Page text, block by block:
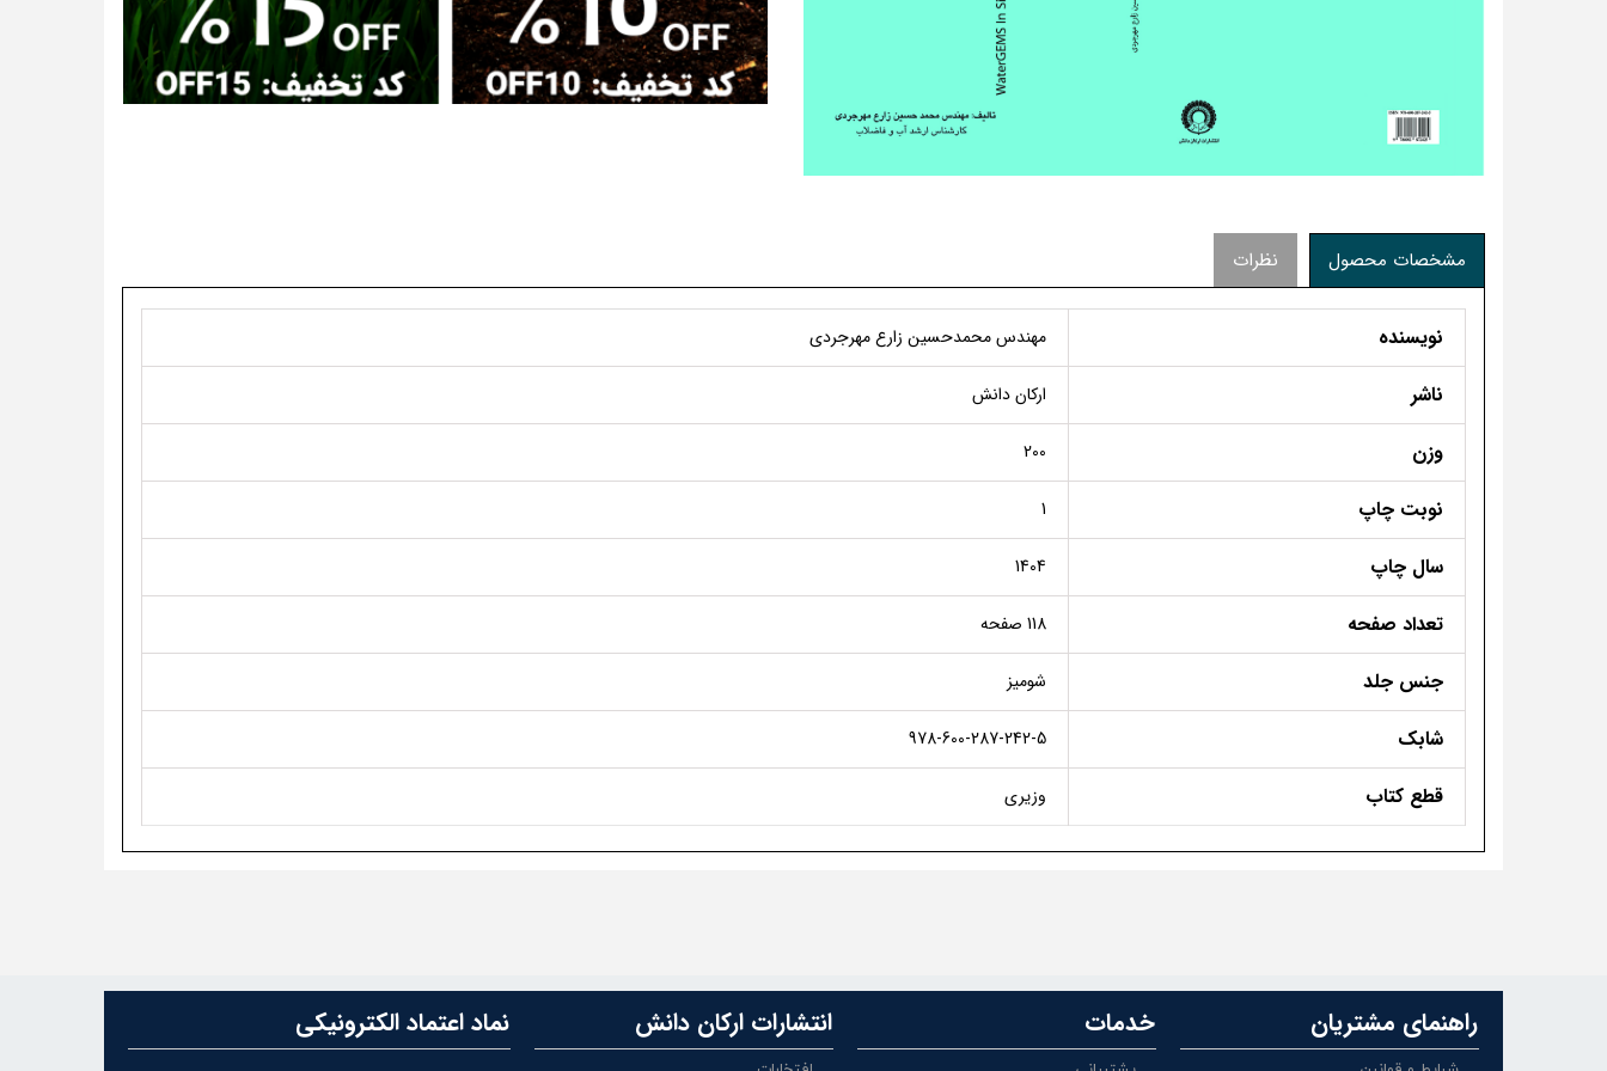
مشخصات محصول نظرات
نویسنده مهندس محمدحسین زارع مهرجردی
ناشر ارکان دانش
وزن 200
نوبت چاپ 1
سال چاپ 1404
تعداد صفحه 118 صفحه
جنس جلد شومیز
شابک 978-600-287-242-5
قطع کتاب وزیری
راهنمای مشتریان خدمات انتشارات ارکان دانش نماد اعتماد الکترونیکی